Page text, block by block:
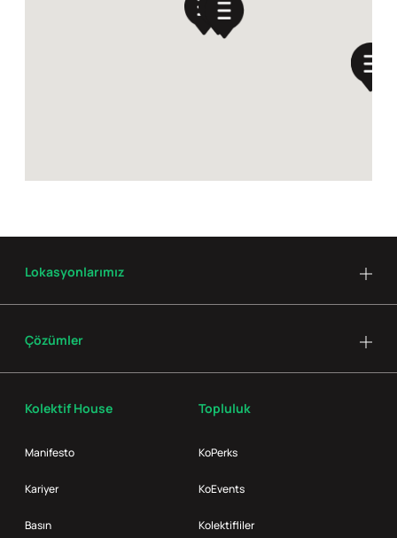
Kolektif House
Manifesto
Kariyer
Basın
Topluluk
KoPerks
KoEvents
Kolektifliler
Lokasyonlarımız
Çözümler